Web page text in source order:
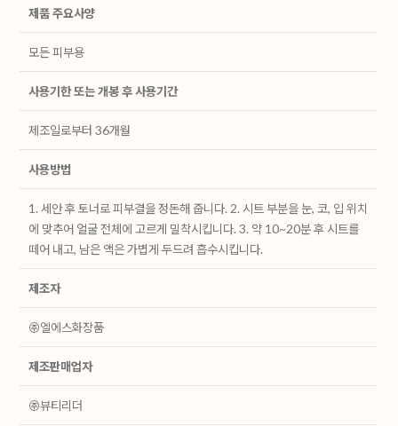
제품 주요사양
모든 피부용
사용기한 또는 개봉 후 사용기간
제조일로부터 36개월
사용방법
1. 세안 후 토너로 피부결을 정돈해 줍니다. 2. 시트 부분을 눈, 코, 입 위치
에 맞추어 얼굴 전체에 고르게 밀착시킵니다. 3. 약 10~20분 후 시트를
떼어 내고, 남은 액은 가볍게 두드려 흡수시킵니다.
제조자
㈜엘에스화장품
제조판매업자
㈜뷰티리더